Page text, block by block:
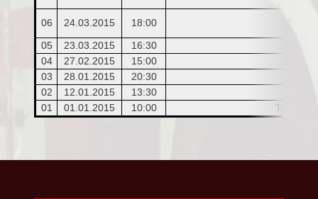
06 24.03.2015 18:00
05
23.03.2015
16:30
04
27.02.2015
15:00
03
28.01.2015
20:30
02
12.01.2015
13:30
01
01.01.2015 10:00